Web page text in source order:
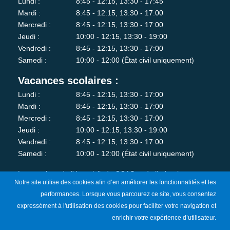
Mardi :
8:45 - 12:15, 13:30 - 17:00
Mercredi :
8:45 - 12:15, 13:30 - 17:00
Jeudi :
10:00 - 12:15, 13:30 - 19:00
Vendredi :
8:45 - 12:15, 13:30 - 17:00
Samedi :
10:00 - 12:00 (État civil uniquement)
Vacances scolaires :
Lundi :
8:45 - 12:15, 13:30 - 17:00
Mardi :
8:45 - 12:15, 13:30 - 17:00
Mercredi :
8:45 - 12:15, 13:30 - 17:00
Jeudi :
10:00 - 12:15, 13:30 - 19:00
Vendredi :
8:45 - 12:15, 13:30 - 17:00
Samedi :
10:00 - 12:00 (État civil uniquement)
Les services de l'état-civil, du CCAS et de l'urbanisme sont
fermés au public le lundi matin.
Je m'abonne à la newsletter
Notre site utilise des cookies afin d’en améliorer les fonctionnalités et les
performances. Lorsque vous parcourez ce site, vous consentez
expressément à l'utilisation des cookies pour faciliter votre navigation et
enrichir votre expérience d’utilisateur.